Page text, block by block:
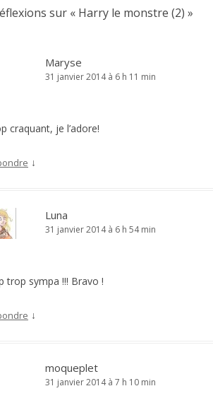
sur « Harry le monstre (2) »
Maryse
31 janvier 2014 à 6 h 11 min
craquant, je l’adore!
↓
Luna
31 janvier 2014 à 6 h 54 min
trop sympa !!! Bravo !
↓
moqueplet
31 janvier 2014 à 7 h 10 min